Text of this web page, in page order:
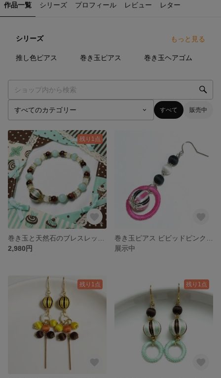
作品一覧 シリーズ プロフィール レビュー レター
シリーズ もっと見る
推し色ピアス 巻き玉ピアス 巻き玉ヘアゴム
すべて 販売中
残り1点
2,980円
展示中
残り1点 残り1点